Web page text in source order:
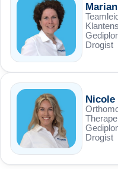
Drogist
Nicole
Drogist